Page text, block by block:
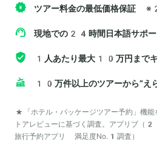
ツアー料金の最低価格保証
現地での24時間日本語サポー
1人あたり最大10万円までキ
10万件以上のツアーから“え
*「ホテル・パッケージツアー予約」機能
トアレビューに基づく調査。アプリ
旅行予約アプリ 満足度No.1調査）